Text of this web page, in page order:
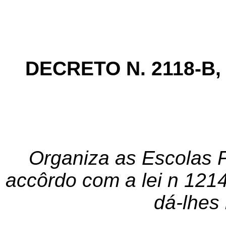
DECRETO N. 2118-
Organiza as Escolas
accôrdo com a lei n
dá-lhes